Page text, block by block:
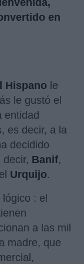
en
Hispano le
le gustó el
entidad
es decir, a la
decidido
Banif,
Urquijo.
: el
a las mil
madre, que